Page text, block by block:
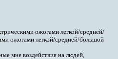
ожогами легкой/средней/
ожогами легкой/средней/большой
мне воздействия на людей,